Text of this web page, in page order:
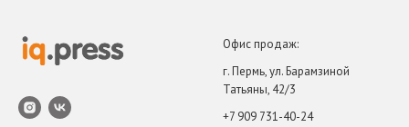
Офис продаж:
г. Пермь, ул. Барамзиной
Татьяны, 42/3
+7 909 731-40-24